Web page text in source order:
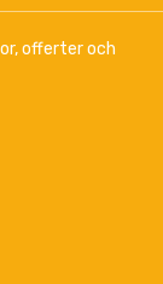
offerter och